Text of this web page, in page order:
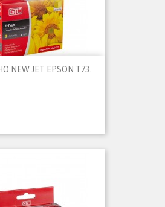
NEW JET EPSON T73...